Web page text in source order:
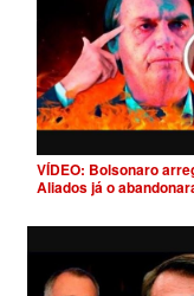
VÍDEO: Bolsonaro
Aliados já o